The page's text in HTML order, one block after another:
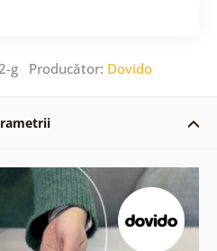
g Producător: Dovido